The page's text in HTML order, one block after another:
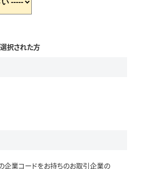
択された方
業コードをお持ちのお取引企業の